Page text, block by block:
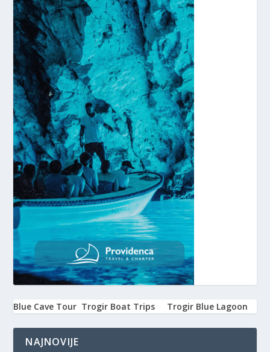
Blue Cave Tour Trogir Boat Trips Trogir Blue Lagoon
NAJNOVIJE